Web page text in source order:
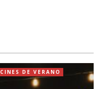
CINES DE VERANO